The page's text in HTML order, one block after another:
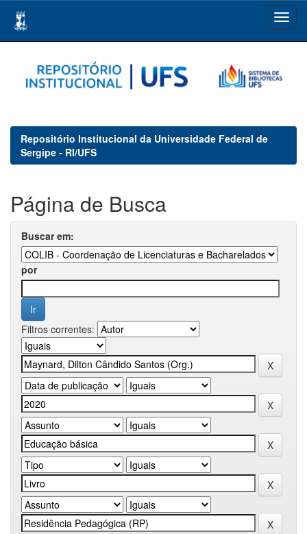
navigation
Repositório Institucional da Universidade Federal de
Sergipe - RI/UFS
Página de Busca
Buscar em:
por
Filtros correntes: